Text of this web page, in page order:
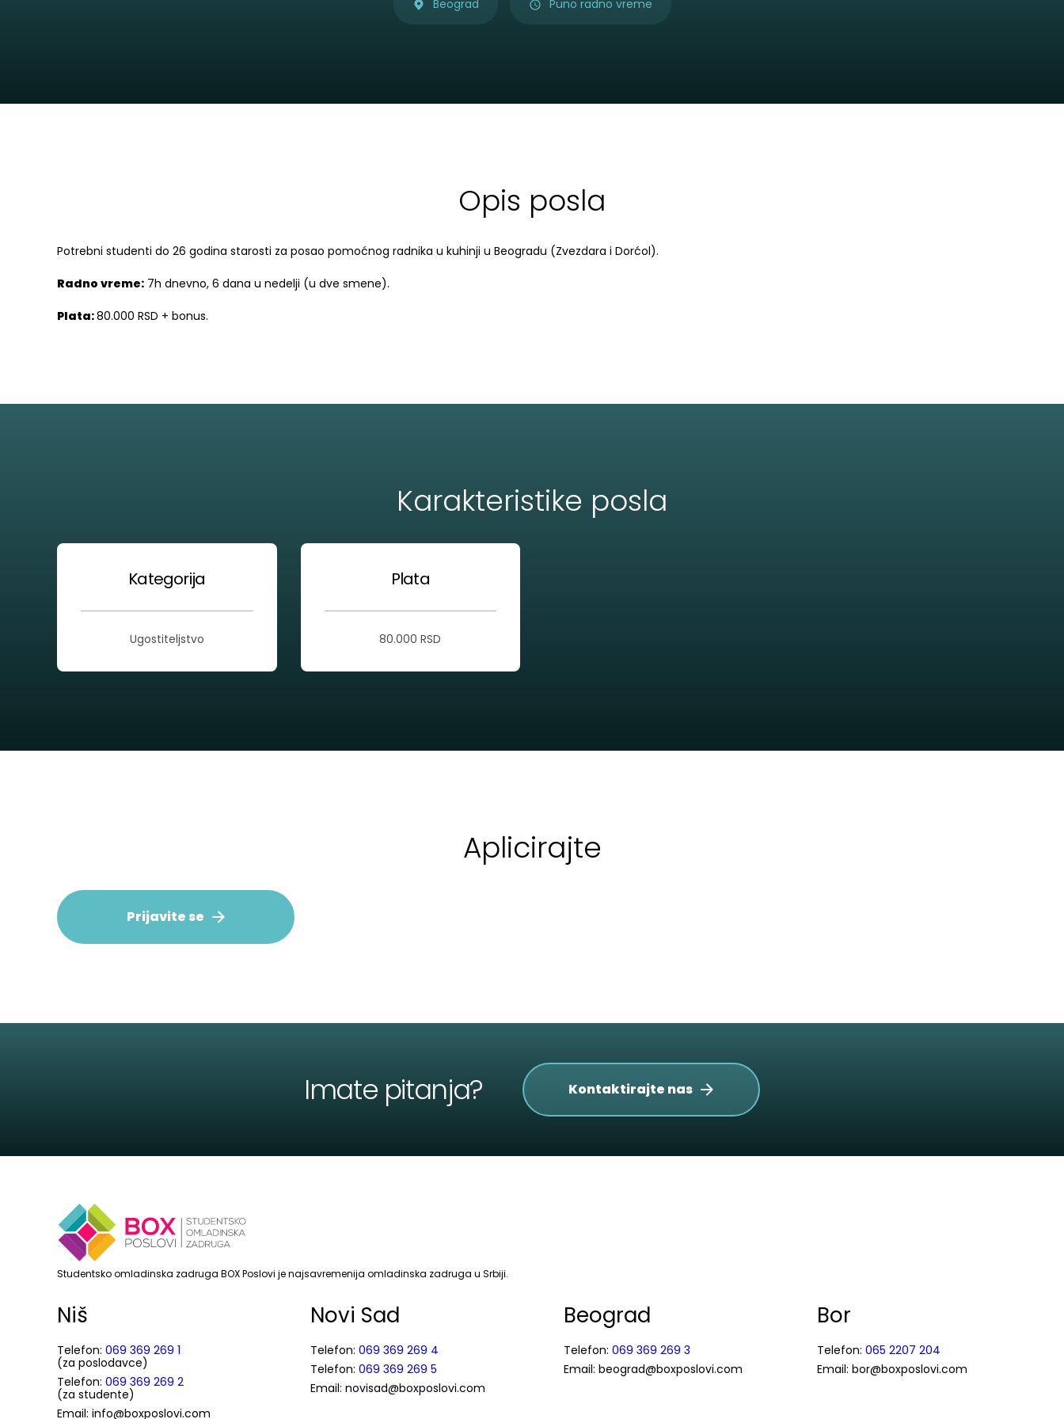
Beograd Puno radno vreme
Opis posla
Potrebni studenti do 26 godina starosti za posao pomoćnog radnika u kuhinji u Beogradu (Zvezdara i Dorćol).
Radno vreme: 7h dnevno, 6 dana u nedelji (u dve smene).
Plata:80.000 RSD + bonus.
Karakteristike posla
Kategorija
Ugostiteljstvo
Plata
80.000 RSD
Aplicirajte
Prijavite se
Imate pitanja? Kontaktirajte nas
Studentsko omladinska zadruga BOX Poslovi je najsavremenija omladinska zadruga u Srbiji.
Niš
Telefon: 069 369 269 1
(za poslodavce)
Telefon: 069 369 269 2
(za studente)
Email: info@boxposlovi.com
Novi Sad
Telefon: 069 369 269 4
Telefon: 069 369 269 5
Email: novisad@boxposlovi.com
Beograd
Telefon: 069 369 269 3
Email: beograd@boxposlovi.com
Bor
Telefon: 065 2207 204
Email: bor@boxposlovi.com